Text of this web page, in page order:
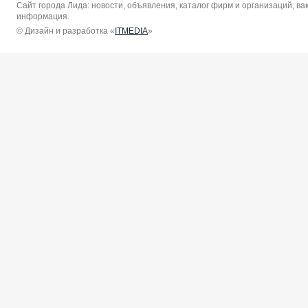
Сайт города Лида: новости, объявления, каталог фирм и организаций,
информация.
© Дизайн и разработка «ITMEDIA»